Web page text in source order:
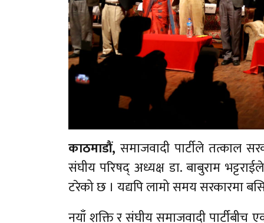
काठमाडौं, समाजवादी पार्टीले तत्काल
संघीय परिषद् अध्यक्ष डा. बाबुराम
टरेको छ । यद्यपि लामो समय सरकारमा
नयाँ शक्ति र संघीय समाजवादी पार्टीबीच